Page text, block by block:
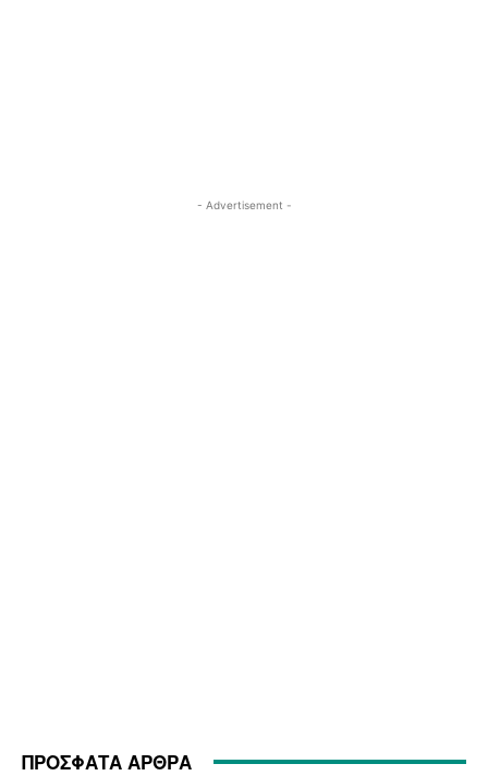
- Advertisement -
ΠΡΟΣΦΑΤΑ ΑΡΘΡΑ